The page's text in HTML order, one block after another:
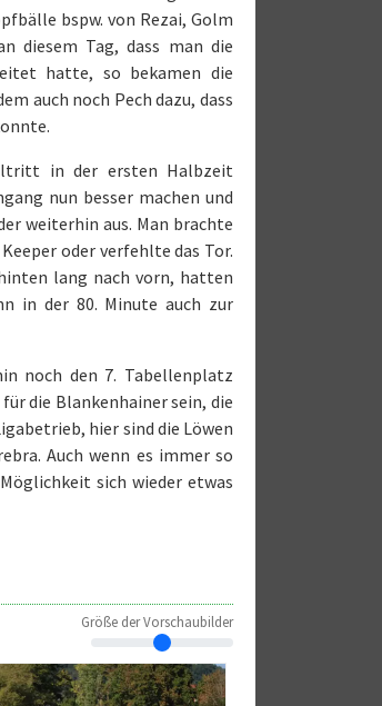
bspw. von Rezai, Golm
diesem Tag, dass man die
hatte, so bekamen die
auch noch Pech dazu, dass
in der ersten Halbzeit
nun besser machen und
weiterhin aus. Man brachte
oder verfehlte das Tor.
lang nach vorn, hatten
in der 80. Minute auch zur
noch den 7. Tabellenplatz
die Blankenhainer sein, die
hier sind die Löwen
Auch wenn es immer so
sich wieder etwas
Größe der Vorschaubilder